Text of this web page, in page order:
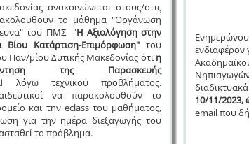
ανακοινώνεται στους/στις
το μάθημα "Οργάνωση
του ΠΜΣ "Η Αξιολόγηση στην
Βίου Κατάρτιση-Επιμόρφωση" του
Παν/μίου Δυτικής Μακεδονίας ότιη
της Παρασκευής
λόγω τεχνικού προβλήματος.
να παρακολουθούν το
και την eclass του μαθήματος,
για την ημέρα διεξαγωγής του
το πρόβλημα.
10/11/2023,
email που